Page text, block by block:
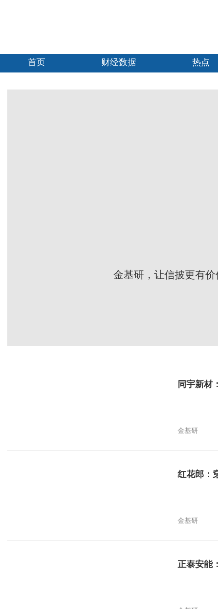
首页 财经数据 热点
金基研，让信披更有
同宇新材
金基研
红花郎：
金基研
正泰安能